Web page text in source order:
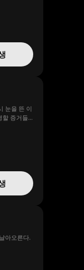
눈을 뜬 이
할 증거들
아오른다.